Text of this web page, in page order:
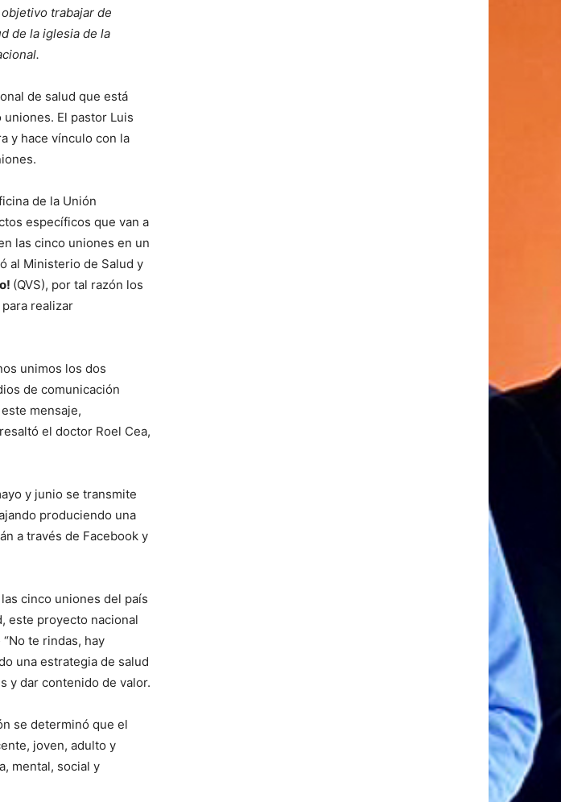
trabajar de
de la iglesia de la
de salud que está
El pastor Luis
y hace vínculo con la
de la Unión
específicos que van a
las cinco uniones en un
al Ministerio de Salud y
(QVS), por tal razón los
realizar
unimos los dos
de comunicación
mensaje,
el doctor Roel Cea,
y junio se transmite
produciendo una
a través de Facebook y
cinco uniones del país
este proyecto nacional
te rindas, hay
una estrategia de salud
y dar contenido de valor.
se determinó que el
joven, adulto y
mental, social y